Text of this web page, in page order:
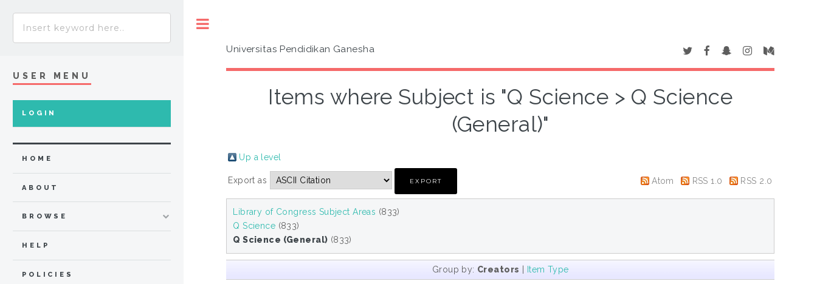
Universitas Pendidikan Ganesha
Items where Subject is "Q Science > Q Science
(General)"
Up a level
Export as Atom RSS 1.0 RSS 2.0
Library of Congress Subject Areas (833)
Q Science (833)
Q Science (General) (833)
Group by: Creators | Item Type
USER MENU
LOGIN
HOME
ABOUT
BROWSE
HELP
POLICIES